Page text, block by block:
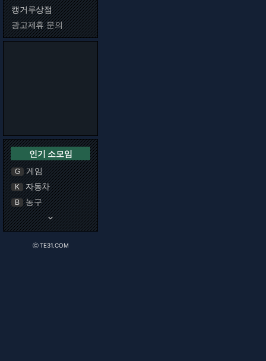
캥거루상점
광고제휴 문의
인기 소모임
G 게임
K 자동차
B 농구
keyboard_arrow_down
ⓒ TE31.COM